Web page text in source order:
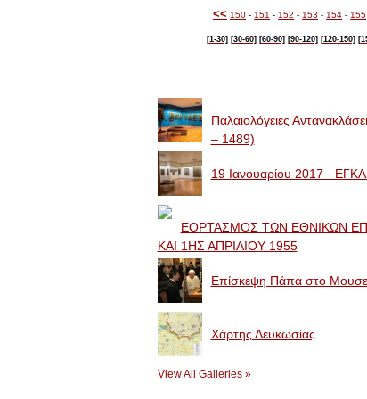
<< 150 - 151 - 152 - 153 - 154 - 155
[1-30] [30-60] [60-90] [90-120] [120-150]
Παλαιολόγειες
– 1489)
19 Ιανουαρίου 2017 -
ΕΟΡΤΑΣΜΟΣ ΤΩΝ ΕΘΝΙΚΩΝ
ΚΑΙ 1ΗΣ ΑΠΡΙΛΙΟΥ 1955
Επίσκεψη Πάπα στο
Χάρτης Λευκωσίας
View All Galleries »